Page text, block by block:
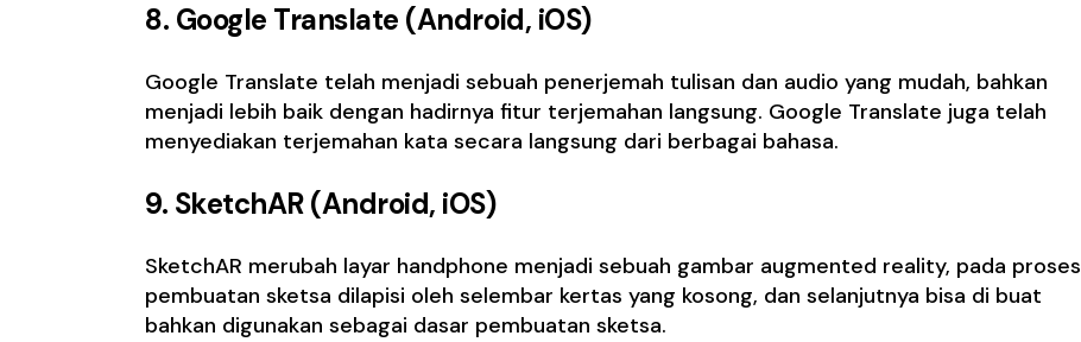
8. Google Translate (Android, iOS)
Google Translate telah menjadi sebuah penerjemah tulisan dan audio yang mudah, bahkan
menjadi lebih baik dengan hadirnya fitur terjemahan langsung. Google Translate juga telah
menyediakan terjemahan kata secara langsung dari berbagai bahasa.
9. SketchAR (Android, iOS)
SketchAR merubah layar handphone menjadi sebuah gambar augmented reality, pada proses
pembuatan sketsa dilapisi oleh selembar kertas yang kosong, dan selanjutnya bisa di buat
bahkan digunakan sebagai dasar pembuatan sketsa.